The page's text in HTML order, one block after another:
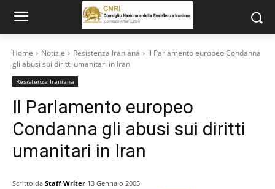
Home Notizie Resistenza Iraniana
Il Parlamento europeo Condanna
gli abusi sui diritti umanitari in Iran
Resistenza Iraniana
Il Parlamento europeo
Condanna gli abusi sui diritti
umanitari in Iran
Scritto da Staff Writer 13 Gennaio 2005